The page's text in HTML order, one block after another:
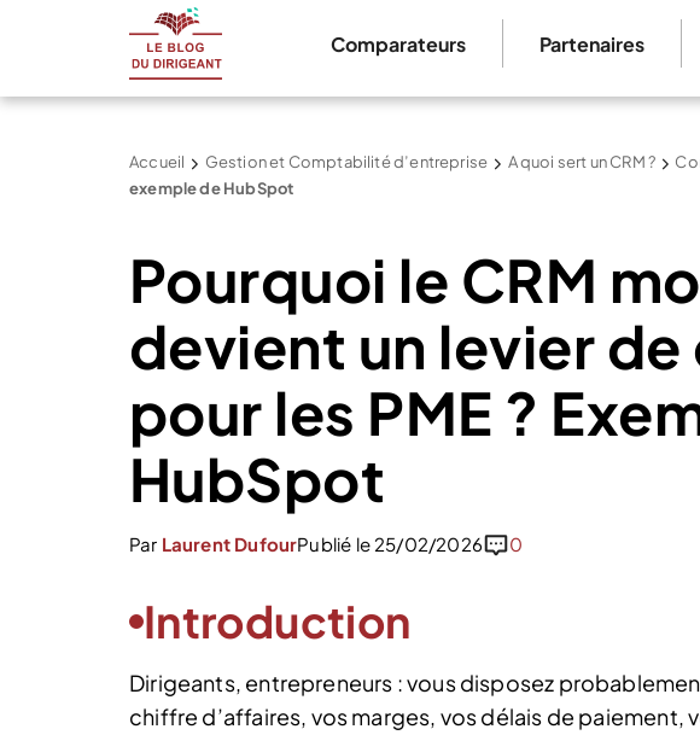
Comparateurs Partenaires
Accueil Gestion et Comptabilité d’entreprise A quoi sert un CRM ?
exemple de HubSpot
Pourquoi le CRM
devient un levier
pour les PME ?
HubSpot
Par Laurent DufourPublié le 25/02/2026 0
Introduction
Dirigeants, entrepreneurs : vous disposez
chiffre d’affaires, vos marges, vos délais de paiement,